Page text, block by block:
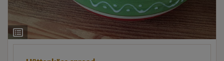
Ingrediëntenlijst